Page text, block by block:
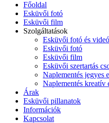
Főoldal
Esküvői fotó
Esküvői film
Szolgáltatások
Esküvői fotó és videó
Esküvői fotó
Esküvői film
Esküvői szertartás
Naplementés jegyes
Naplementés kreatív
Árak
Esküvői pillanatok
Információk
Kapcsolat